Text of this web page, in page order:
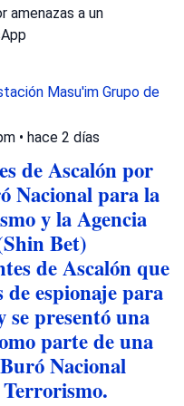
amenazas a un
Masu'im Grupo de
• hace 2 días
de Ascalón por
Nacional para la
y la Agencia
Bet)
de Ascalón que
de espionaje para
presentó una
parte de una
Nacional